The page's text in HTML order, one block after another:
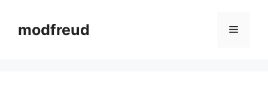
contentmodfreud Menu